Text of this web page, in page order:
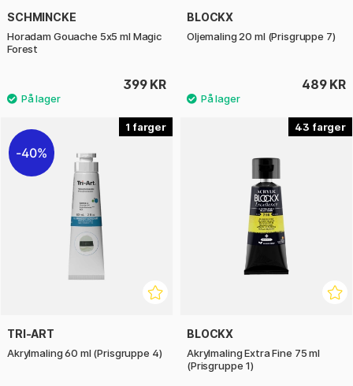
SCHMINCKE
Horadam Gouache 5x5 ml Magic
Forest
399 KR
BLOCKX
Oljemaling 20 ml (Prisgruppe 7)
489 KR
1
40%
TRI-ART
Akrylmaling 60 ml (Prisgruppe 4)
43
BLOCKX
Akrylmaling Extra Fine 75 ml
(Prisgruppe 1)